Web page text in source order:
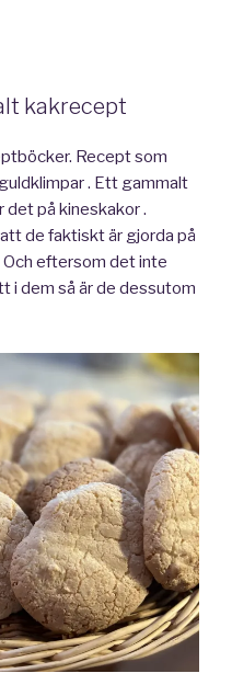
kakrecept
Recept som
. Ett gammalt
det på kineskakor .
de faktiskt är gjorda på
Och eftersom det inte
i dem så är de dessutom